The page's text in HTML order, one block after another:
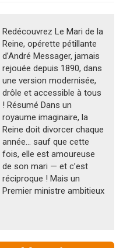
Redécouvrez Le Mari de la
Reine, opérette pétillante
d’André Messager, jamais
rejouée depuis 1890, dans
une version modernisée,
drôle et accessible à tous
! Résumé Dans un
royaume imaginaire, la
Reine doit divorcer chaque
année… sauf que cette
fois, elle est amoureuse
de son mari — et c’est
réciproque ! Mais un
Premier ministre ambitieux